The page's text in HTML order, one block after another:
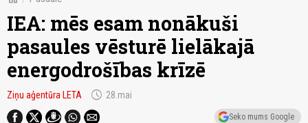
IEA: mēs esam nonākuši
pasaules vēsturē lielākajā
energodrošības krīzē
Ziņu aģentūra LETA schedule 28.mai
Seko mums Google